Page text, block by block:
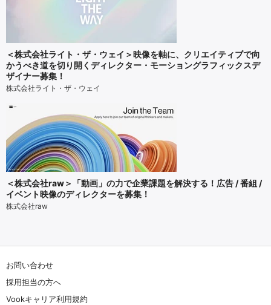
＜株式会社ライト・ザ・ウェイ＞映像を軸に、クリエイティブで向
かうべき道を切り開くディレクター・モーショングラフィックスデ
ザイナー募集！
株式会社ライト・ザ・ウェイ
＜株式会社raw＞「動画」の力で企業課題を解決する！広告 / 番組 /
イベント映像のディレクターを募集！
株式会社raw
お問い合わせ
採用担当の方へ
Vookキャリア利用規約